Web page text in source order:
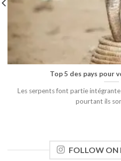
Top 5 des pays pour
Les serpents font partie
pourtant ils
FOLLOW ON